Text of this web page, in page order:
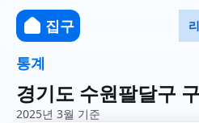
집구
통계
경기도 수원팔달구
2025년 3월 기준